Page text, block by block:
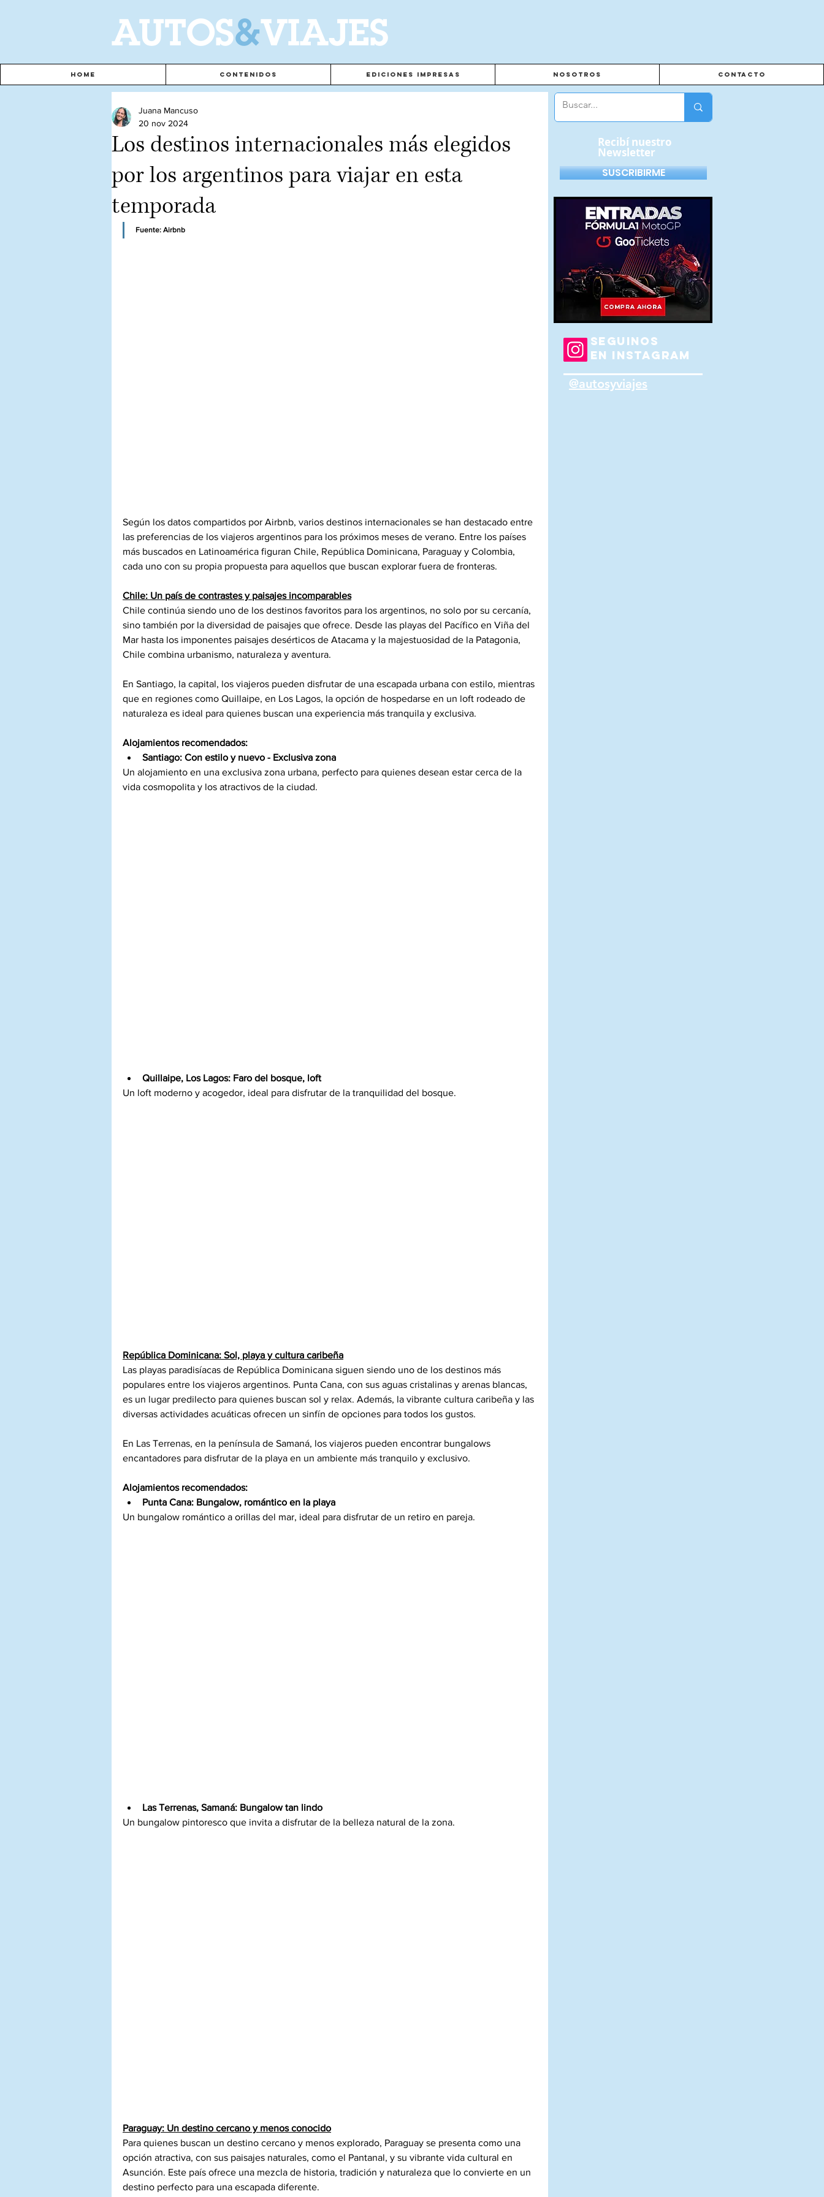
AUTOS&VIAJES
Home Contenidos Ediciones Impresas Nosotros Contacto
Los destinos internacionales más elegidos
por los argentinos para viajar en esta
temporada
Juana Mancuso
20 nov 2024
Fuente: Airbnb
Según los datos compartidos por Airbnb, varios destinos internacionales se han destacado entre
las preferencias de los viajeros argentinos para los próximos meses de verano. Entre los países
más buscados en Latinoamérica figuran Chile, República Dominicana, Paraguay y Colombia,
cada uno con su propia propuesta para aquellos que buscan explorar fuera de fronteras.
Chile: Un país de contrastes y paisajes incomparables
Chile continúa siendo uno de los destinos favoritos para los argentinos, no solo por su cercanía,
sino también por la diversidad de paisajes que ofrece. Desde las playas del Pacífico en Viña del
Mar hasta los imponentes paisajes desérticos de Atacama y la majestuosidad de la Patagonia,
Chile combina urbanismo, naturaleza y aventura.
En Santiago, la capital, los viajeros pueden disfrutar de una escapada urbana con estilo, mientras
que en regiones como Quillaipe, en Los Lagos, la opción de hospedarse en un loft rodeado de
naturaleza es ideal para quienes buscan una experiencia más tranquila y exclusiva.
Alojamientos recomendados:
Santiago: Con estilo y nuevo - Exclusiva zona
Un alojamiento en una exclusiva zona urbana, perfecto para quienes desean estar cerca de la
vida cosmopolita y los atractivos de la ciudad.
Quillaipe, Los Lagos: Faro del bosque, loft
Un loft moderno y acogedor, ideal para disfrutar de la tranquilidad del bosque.
República Dominicana: Sol, playa y cultura caribeña
Las playas paradisíacas de República Dominicana siguen siendo uno de los destinos más
populares entre los viajeros argentinos. Punta Cana, con sus aguas cristalinas y arenas blancas,
es un lugar predilecto para quienes buscan sol y relax. Además, la vibrante cultura caribeña y las
diversas actividades acuáticas ofrecen un sinfín de opciones para todos los gustos.
En Las Terrenas, en la península de Samaná, los viajeros pueden encontrar bungalows
encantadores para disfrutar de la playa en un ambiente más tranquilo y exclusivo.
Alojamientos recomendados:
Punta Cana: Bungalow, romántico en la playa
Un bungalow romántico a orillas del mar, ideal para disfrutar de un retiro en pareja.
Las Terrenas, Samaná: Bungalow tan lindo
Un bungalow pintoresco que invita a disfrutar de la belleza natural de la zona.
Paraguay: Un destino cercano y menos conocido
Para quienes buscan un destino cercano y menos explorado, Paraguay se presenta como una
opción atractiva, con sus paisajes naturales, como el Pantanal, y su vibrante vida cultural en
Asunción. Este país ofrece una mezcla de historia, tradición y naturaleza que lo convierte en un
destino perfecto para una escapada diferente.
SEGUINOS
EN INSTAGRAM
@autosyviajes
Recibí nuestro
Newsletter
SUSCRIBIRME